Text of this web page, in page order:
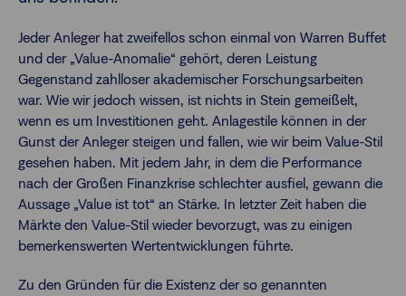
Login
Jeder Anleger hat zweifellos schon einmal von Warren Buffet
und der „Value-Anomalie“ gehört, deren Leistung
Gegenstand zahlloser akademischer Forschungsarbeiten
war. Wie wir jedoch wissen, ist nichts in Stein gemeißelt,
wenn es um Investitionen geht. Anlagestile können in der
Gunst der Anleger steigen und fallen, wie wir beim Value-Stil
gesehen haben. Mit jedem Jahr, in dem die Performance
nach der Großen Finanzkrise schlechter ausfiel, gewann die
Aussage „Value ist tot“ an Stärke. In letzter Zeit haben die
Märkte den Value-Stil wieder bevorzugt, was zu einigen
bemerkenswerten Wertentwicklungen führte.
Zu den Gründen für die Existenz der so genannten